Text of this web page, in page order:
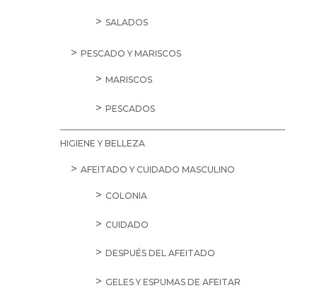
SALADOS
PESCADO Y MARISCOS
MARISCOS
PESCADOS
HIGIENE Y BELLEZA
AFEITADO Y CUIDADO MASCULINO
COLONIA
CUIDADO
DESPUÉS DEL AFEITADO
GELES Y ESPUMAS DE AFEITAR